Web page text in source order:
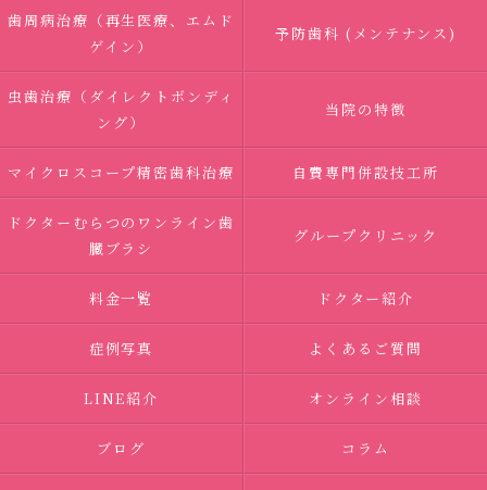
歯周病治療（再生医療、エムド
ゲイン）
予防歯科 (メンテナンス)
虫歯治療（ダイレクトボンディ
ング）
当院の特徴
マイクロスコープ精密歯科治療 自費専門併設技工所
ドクターむらつのワンライン歯
臓ブラシ
グループクリニック
料金一覧 ドクター紹介
症例写真 よくあるご質問
LINE紹介 オンライン相談
ブログ コラム